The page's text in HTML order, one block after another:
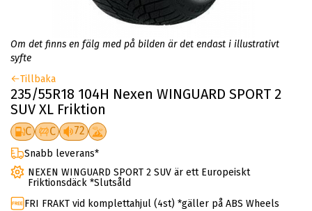
Om det finns en fälg med på bilden är det endast i illustrativt
syfte
Tillbaka
235/55R18 104H Nexen WINGUARD SPORT 2
SUV XL Friktion
C C 72
Snabb leverans*
NEXEN WINGUARD SPORT 2 SUV är ett Europeiskt
Friktionsdäck *Slutsåld
FRI FRAKT vid komplettahjul (4st) *gäller på ABS Wheels